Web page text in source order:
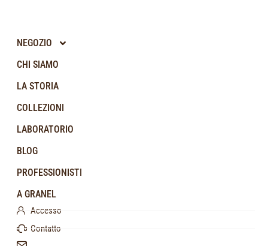
NEGOZIO
CHI SIAMO
LA STORIA
COLLEZIONI
LABORATORIO
BLOG
PROFESSIONISTI
A GRANEL
Accesso
Contatto